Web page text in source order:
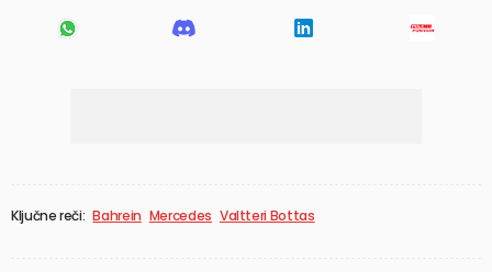
Ključne reči: Bahrein Mercedes Valtteri Bottas